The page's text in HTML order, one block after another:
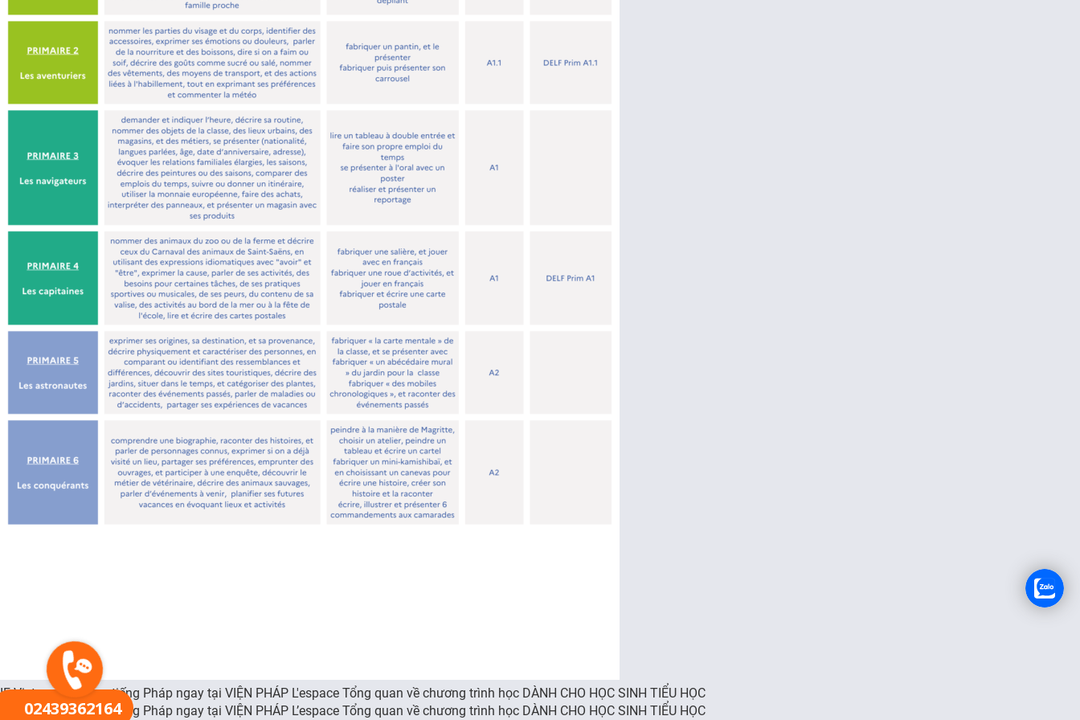
IF Vietnam IFV Học tiếng Pháp ngay tại VIỆN PHÁP L'espace Tổng quan về chương trình học DÀNH CHO HỌC SINH TIỂU HỌC
IF Vietnam IFV Học tiếng Pháp ngay tại VIỆN PHÁP L’espace Tổng quan về chương trình học DÀNH CHO HỌC SINH TIỂU HỌC
02439362164